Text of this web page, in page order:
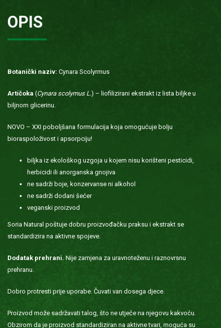
OPIS
Botanički naziv: Cynara Scolyrmus
Artičoka (Cynara scolymus L.) – liofilizirani ekstrakt iz lista biljke u
biljnom glicerinu.
NOVO – XXI poboljšana formulacija koja omogućuje bolju
bioraspoloživost i apsorpciju!
biljka iz ekološkog uzgoja u kojem nisu korišteni pesticidi,
herbicidi ili anorganska gnojiva
ne sadrži boje, konzervanse ni alkohol
ne sadrži dodani šećer
veganski proizvod
Soria Natural poštuje dobru proizvođačku praksu i ekstrakt se
standardizira na aktivne spojeve.
Dodatak prehrani. Nije zamjena za uravnoteženu i raznovrsnu
prehranu.
Dobro protresti prije uporabe. Čuvati van dosega djece.
Proizvod može sadržavati talog, što ne utječe na njegovu kakvoću.
Obzirom da je proizvod standardiziran na aktivne tvari, moguća su